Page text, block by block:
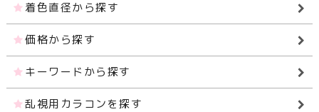
着色直径から探す
価格から探す
キーワードから探す
乱視用カラコンを探す